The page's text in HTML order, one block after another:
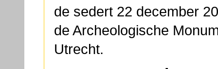
de sedert 22 december
de Archeologische
Utrecht.